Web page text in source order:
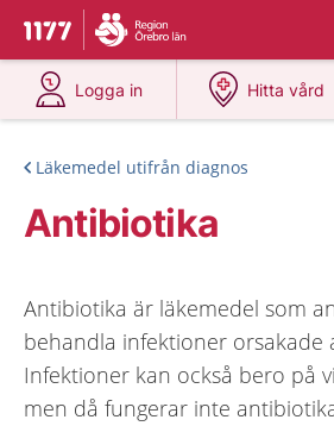
Till startsidan för 1177
Du har valt region
Logga in
på 1177.se
Hitta vård
på
Läkemedel utifrån diagnos
Antibiotika
Antibiotika är läkemedel som
behandla infektioner orsakade
Infektioner kan också bero på
men då fungerar inte